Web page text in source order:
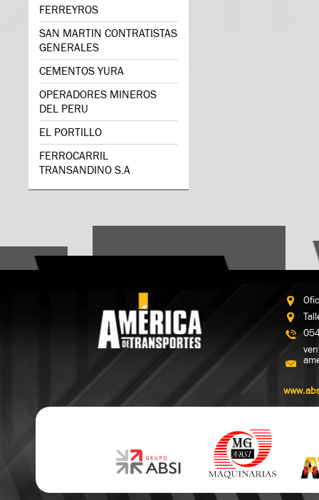
FERREYROS
SAN MARTIN CONTRATISTAS
GENERALES
CEMENTOS YURA
OPERADORES MINEROS
DEL PERU
EL PORTILLO
FERROCARRIL
TRANSANDINO S.A